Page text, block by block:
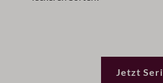
Jetzt